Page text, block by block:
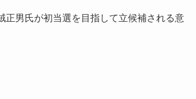
正男氏が初当選を目指して立候補される意